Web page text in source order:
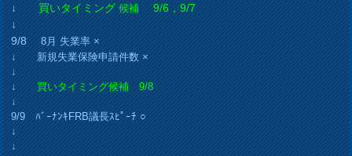
↓買いタイミング候補9/6，9/7
↓
9/88月 失業率 ×
↓ 新規失業保険申請件数 ×
↓
↓買いタイミング候補 9/8
↓
9/9 ﾊﾞｰﾅﾝｷFRB議長ｽﾋﾟｰﾁ ○
↓
↓